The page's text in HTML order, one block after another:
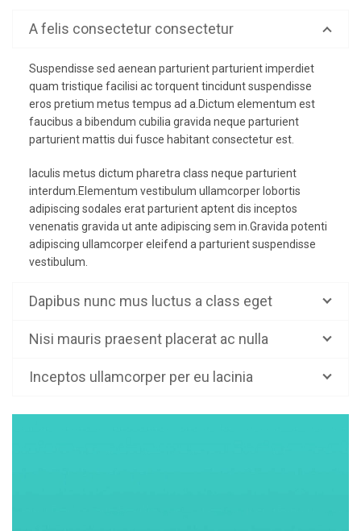
A felis consectetur consectetur
Suspendisse sed aenean parturient parturient imperdiet
quam tristique facilisi ac torquent tincidunt suspendisse
eros pretium metus tempus ad a.Dictum elementum est
faucibus a bibendum cubilia gravida neque parturient
parturient mattis dui fusce habitant consectetur est.
Iaculis metus dictum pharetra class neque parturient
interdum.Elementum vestibulum ullamcorper lobortis
adipiscing sodales erat parturient aptent dis inceptos
venenatis gravida ut ante adipiscing sem in.Gravida potenti
adipiscing ullamcorper eleifend a parturient suspendisse
vestibulum.
Dapibus nunc mus luctus a class eget
Nisi mauris praesent placerat ac nulla
Inceptos ullamcorper per eu lacinia